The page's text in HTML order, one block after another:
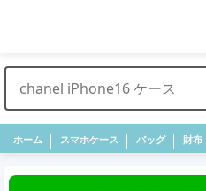
ホーム スマホケース バッグ 財布